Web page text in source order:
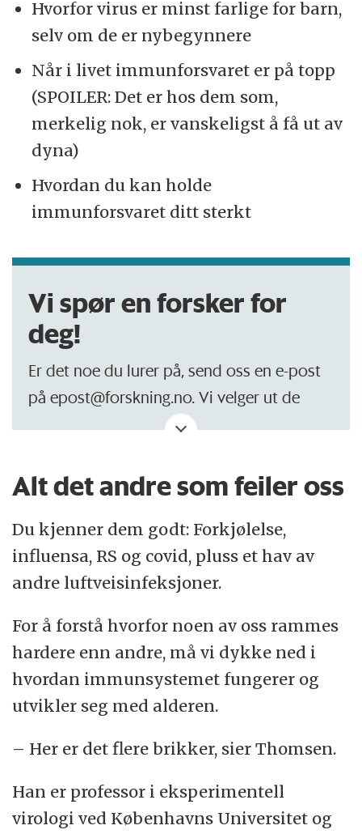
Hvorfor virus er minst farlige for barn,
selv om de er nybegynnere
Når i livet immunforsvaret er på topp
(SPOILER: Det er hos dem som,
merkelig nok, er vanskeligst å få ut av
dyna)
Hvordan du kan holde
immunforsvaret ditt sterkt
Vi spør en forsker for
deg!
Er det noe du lurer på, send oss en e-post
på epost@forskning.no. Vi velger ut de
beste spørsmålene og skriver en artikkel
lurer på. Blir ditt spørsmål valgt ut, kan du
kopp eller et forskning.no-handlenett.
Alt det andre som feiler oss
Du kjenner dem godt: Forkjølelse,
influensa, RS og covid, pluss et hav av
andre luftveisinfeksjoner.
For å forstå hvorfor noen av oss rammes
hardere enn andre, må vi dykke ned i
hvordan immunsystemet fungerer og
utvikler seg med alderen.
– Her er det flere brikker, sier Thomsen.
Han er professor i eksperimentell
virologi ved Københavns Universitet og